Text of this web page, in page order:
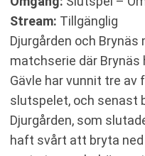
Stream: Tillgänglig
Djurgården och
matchserie där Brynäs
Gävle har vunnit tre
slutspelet, och senast
Djurgården, som
haft svårt att bryta